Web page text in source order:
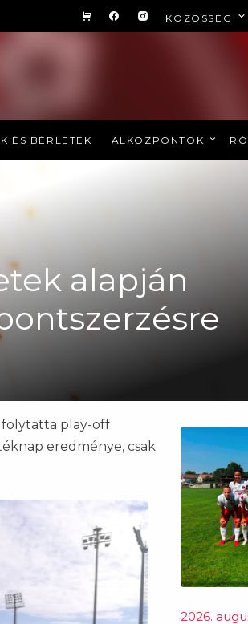
KÖZÖSSÉG
ÉS BÉRLETEK ALKÖZPONTOK
alapján
folytatta play-off
eredménye, csak
2026.